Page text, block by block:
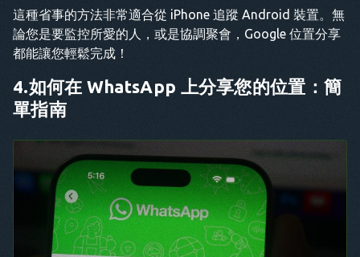
這種省事的方法非常適合從 iPhone 追蹤 Android 裝置。無
論您是要監控所愛的人，或是協調聚會，Google 位置分享
都能讓您輕鬆完成！
4.如何在 WhatsApp 上分享您的位置：簡
單指南